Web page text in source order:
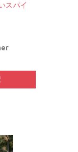
スパイ